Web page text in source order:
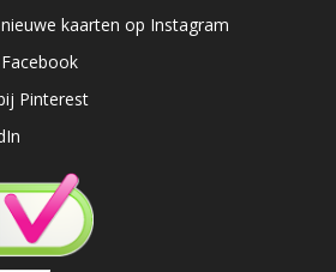
kaarten op Instagram
Pinterest